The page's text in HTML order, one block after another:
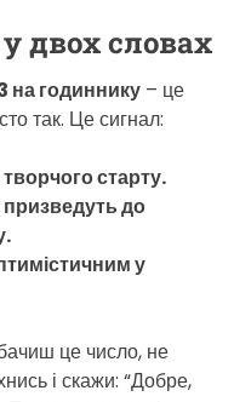
у двох словах
на годиннику – це
так. Це сигнал:
старту.
призведуть до
у
це число, не
і скажи: “Добре,